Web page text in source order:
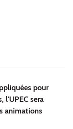
pour
l'UPEC sera
animations